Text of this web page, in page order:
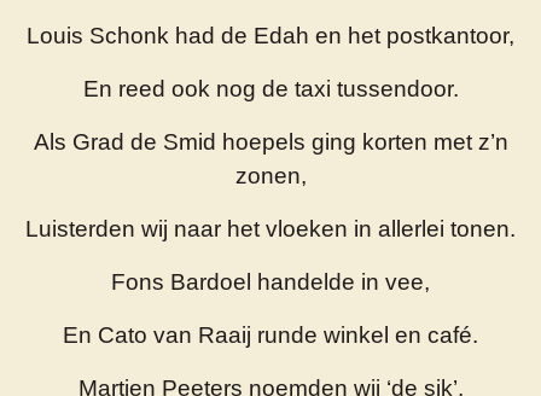
Louis Schonk had de Edah en het postkantoor,
En reed ook nog de taxi tussendoor.
Als Grad de Smid hoepels ging korten met z’n
zonen,
Luisterden wij naar het vloeken in allerlei tonen.
Fons Bardoel handelde in vee,
En Cato van Raaij runde winkel en café.
Martien Peeters noemden wij ‘de sik’,